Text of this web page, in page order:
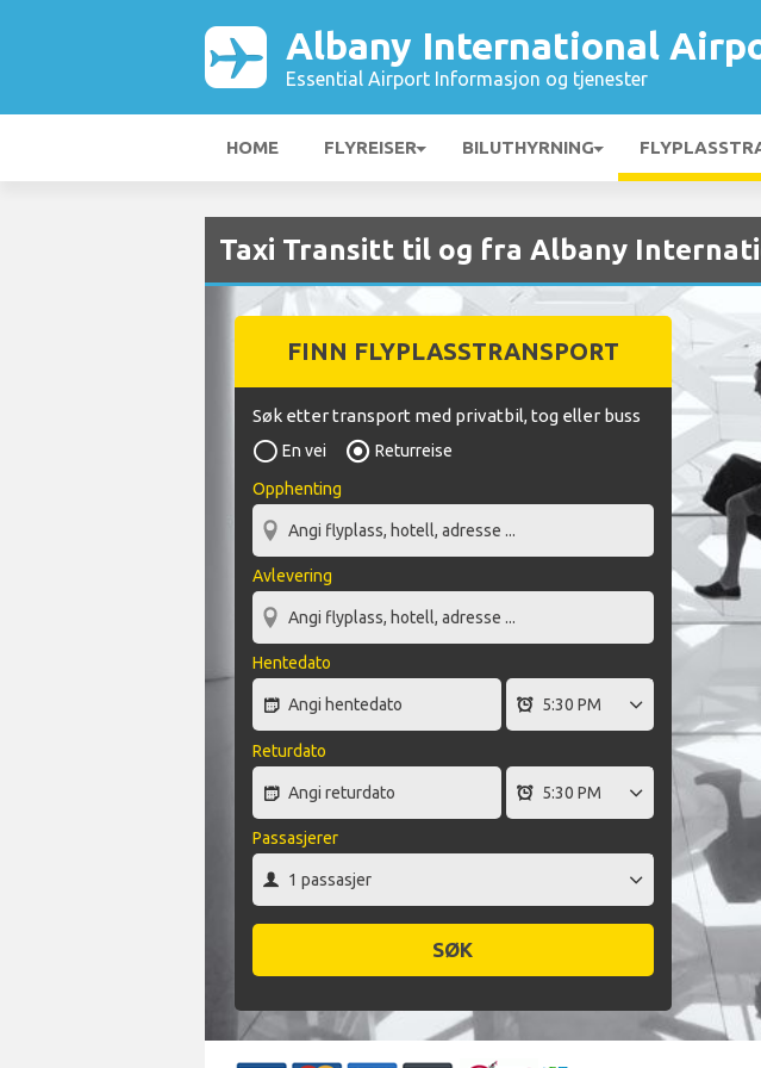
Albany International
Essential Airport Informasjon og tjenester
HOME FLYREISER BILUTHYRNING
Taxi Transitt til og fra Albany
FINN FLYPLASSTRANSPORT
Søk etter transport med privatbil, tog eller buss
En vei
Returreise
Opphenting
Avlevering
Hentedato
Returdato
Passasjerer
SØK